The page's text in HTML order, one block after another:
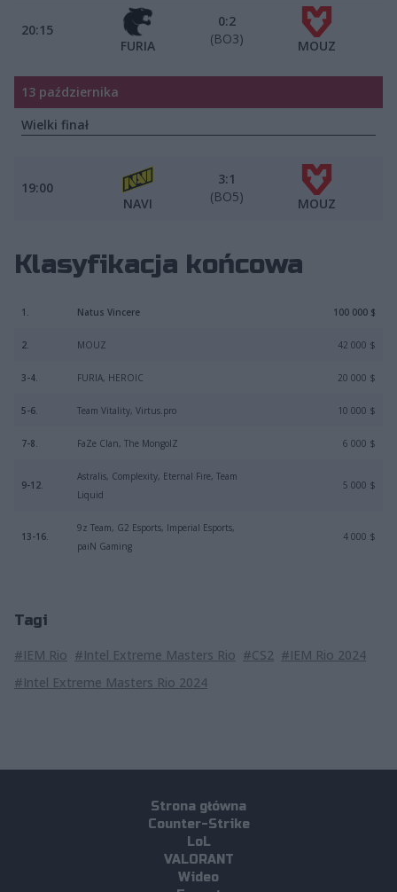
20:15
FURIA
0:2
(BO3)
MOUZ
13 października
Wielki finał
19:00
NAVI
3:1
(BO5)
MOUZ
Klasyfikacja końcowa
1. Natus Vincere 100 000 $
2. MOUZ 42 000 $
3-4. FURIA, HEROIC 20 000 $
5-6. Team Vitality, Virtus.pro 10 000 $
7-8. FaZe Clan, The MongolZ 6 000 $
9-12.
Astralis, Complexity, Eternal Fire, Team
Liquid
5 000 $
13-16.
9z Team, G2 Esports, Imperial Esports,
paiN Gaming
4 000 $
Tagi
#IEM Rio #Intel Extreme Masters Rio #CS2 #IEM Rio 2024
#Intel Extreme Masters Rio 2024
Strona główna
Counter-Strike
LoL
VALORANT
Wideo